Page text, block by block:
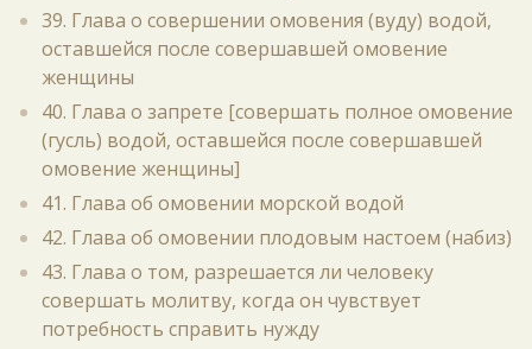
39. Глава о совершении омовения (вуду) водой,
оставшейся после совершавшей омовение
женщины
40. Глава о запрете [совершать полное омовение
(гусль) водой, оставшейся после совершавшей
омовение женщины]
41. Глава об омовении морской водой
42. Глава об омовении плодовым настоем (набиз)
43. Глава о том, разрешается ли человеку
совершать молитву, когда он чувствует
потребность справить нужду